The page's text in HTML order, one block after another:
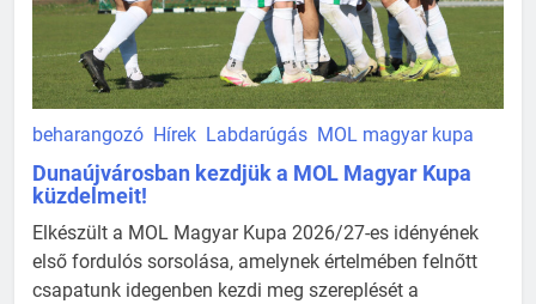
beharangozó Hírek Labdarúgás MOL magyar kupa
Dunaújvárosban kezdjük a MOL Magyar Kupa
küzdelmeit!
Elkészült a MOL Magyar Kupa 2026/27-es idényének
első fordulós sorsolása, amelynek értelmében felnőtt
csapatunk idegenben kezdi meg szereplését a